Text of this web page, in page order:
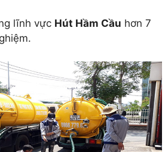
lĩnh vực Hút Hầm Cầu hơn 7